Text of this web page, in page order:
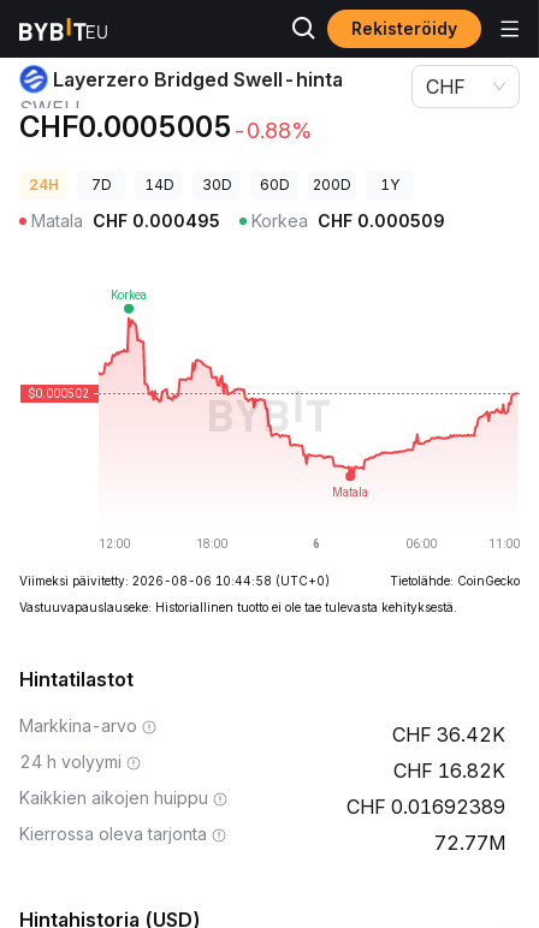
Rekisteröidy
Kryptohinnat Layerzero Bridged Swell-hinta SWELL
Layerzero Bridged Swell-hinta
SWELL
CHF0.0005005 -0.88%
CHF
24H 7D 14D 30D 60D 200D 1Y
Matala CHF 0.000495 Korkea CHF 0.000509
Viimeksi päivitetty: 2026-08-06 10:44:58 (UTC+0)
Tietolähde: CoinGecko
Vastuuvapauslauseke: Historiallinen tuotto ei ole tae tulevasta kehityksestä.
Hintatilastot
Markkina-arvo 36.42K
24 h volyymi 16.82K
Kaikkien aikojen huippu 0.01692389
Kierrossa oleva tarjonta 72.77M
Hintahistoria (USD)